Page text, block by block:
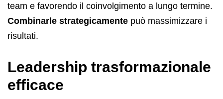
team e favorendo il coinvolgimento a lungo termine.
Combinarle strategicamente può massimizzare i
risultati.
Leadership trasformazionale
efficace